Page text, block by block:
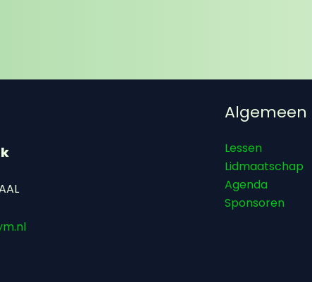
Algemeen
Lessen
Lidmaatschap
Agenda
Sponsoren